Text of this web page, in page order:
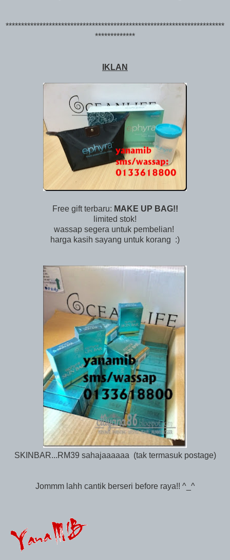
***********************************************************************
*************
IKLAN
Free gift terbaru: MAKE UP BAG!!
limited stok!
wassap segera untuk pembelian!
harga kasih sayang untuk korang :)
SKINBAR...RM39 sahajaaaaaa (tak termasuk postage)
Jommm lahh cantik berseri before raya!! ^_^